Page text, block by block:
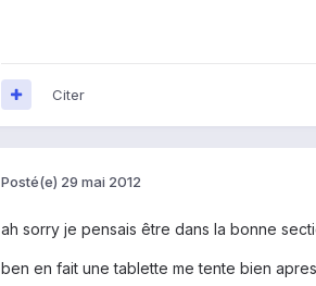
Citer
Posté(e) 29 mai 2012
ah sorry je pensais être dans la bonne
ben en fait une tablette me tente bien